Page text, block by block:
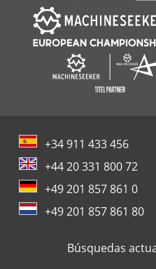
+34 911 433 456
+44 20 331 800 72
+49 201 857 861 0
+49 201 857 861 80
Búsquedas